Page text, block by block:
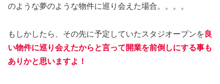
のような夢のような物件に巡り会えた場合。。。。
もしかしたら、その先に予定していたスタジオープンを 良
い物件に巡り会えたからと言って開業を前倒しにする事も
ありかと思いますよ！